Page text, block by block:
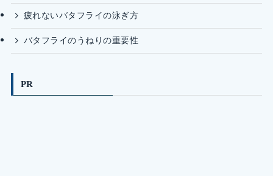
疲れないバタフライの泳ぎ方
バタフライのうねりの重要性
PR